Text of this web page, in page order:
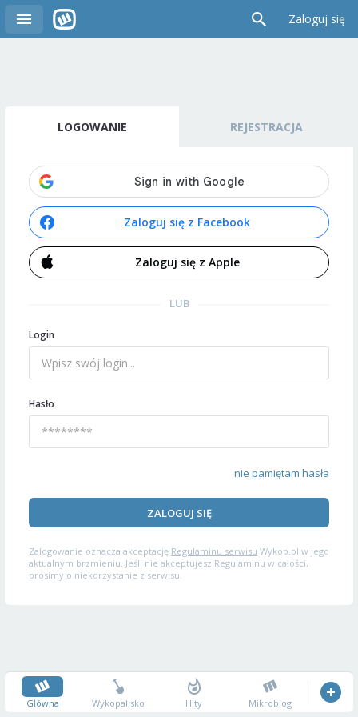
Zaloguj się
LOGOWANIE REJESTRACJA
Zaloguj się z Facebook
Zaloguj się z Apple
LUB
Login
Hasło
nie pamiętam hasła
ZALOGUJ SIĘ
Zalogowanie oznacza akceptację Regulaminu serwisu Wykop.pl w jego
aktualnym brzmieniu. Jeśli nie akceptujesz Regulaminu w całości,
prosimy o niekorzystanie z serwisu.
Główna Wykopalisko Hity Mikroblog